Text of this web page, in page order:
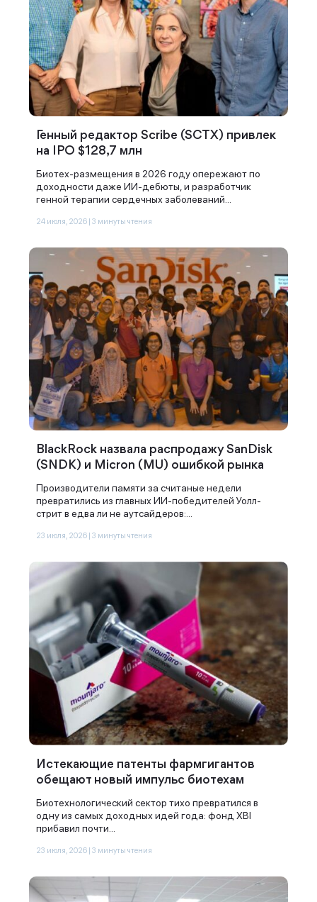
Генный редактор Scribe (SCTX) привлек
на IPO $128,7 млн
Биотех-размещения в 2026 году опережают по
доходности даже ИИ-дебюты, и разработчик
генной терапии сердечных заболеваний...
24 июля, 2026 | 3 минуты чтения
BlackRock назвала распродажу SanDisk
(SNDK) и Micron (MU) ошибкой рынка
Производители памяти за считаные недели
превратились из главных ИИ-победителей Уолл-
стрит в едва ли не аутсайдеров:...
23 июля, 2026 | 3 минуты чтения
Истекающие патенты фармгигантов
обещают новый импульс биотехам
Биотехнологический сектор тихо превратился в
одну из самых доходных идей года: фонд XBI
прибавил почти...
23 июля, 2026 | 3 минуты чтения